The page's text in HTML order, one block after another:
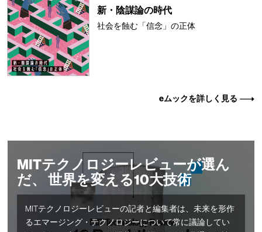
新・陰謀論の時代
社会を蝕む「信念」の正体
eムックを詳しく見る
MITテクノロジーレビューが選ん
だ、 世界を変える10大技術
MITテクノロジーレビューの記者と編集者は、未来を形作
るエマージング・テクノロジーについて常に議論してい